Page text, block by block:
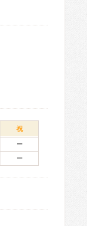
祝
ー
ー